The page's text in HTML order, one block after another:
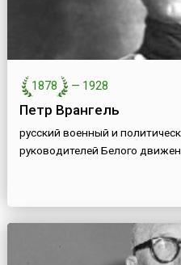
1878 — 1928
Петр Врангель
русский военный и
руководителей Белого